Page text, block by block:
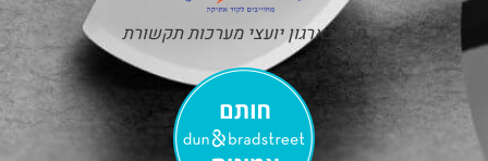
חבר בארגון יועצי מערכות תקשורת